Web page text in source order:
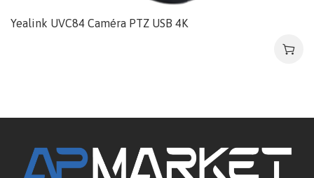
Yealink UVC84 Caméra PTZ USB 4K